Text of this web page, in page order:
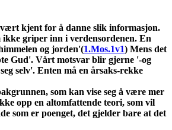
vært kjent for å danne slik informasjon.
griper inn i verdensordenen. En
og jorden'(1.Mos.1v1) Mens det
Gud'. Vårt motsvar blir gjerne '-og
selv'. Enten må en årsaks-rekke
som kan vise seg å være mer
opp en altomfattende teori, som vil
som er poenget, det gjelder bare at det